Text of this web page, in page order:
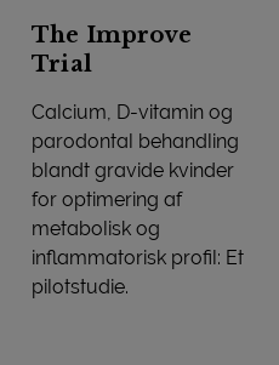
The Improve
Trial
Calcium, D-vitamin og
parodontal behandling
blandt gravide kvinder
for optimering af
metabolisk og
inflammatorisk profil: Et
pilotstudie.